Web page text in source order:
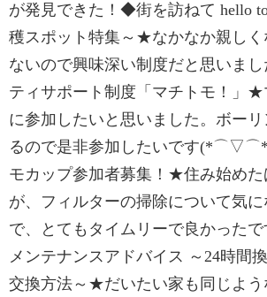
が発見できた！◆街を訪ねて hello
穫スポット特集～★なかなか親しく
ないので興味深い制度だと思いま
ティサポート制度「マチトモ！」
に参加したいと思いました。ボー
るので是非参加したいです
モカップ参加者募集！★住み始めた
が、フィルターの掃除について気
で、とてもタイムリーで良かった
メンテナンスアドバイス ～24時間
交換方法～★だいたい家も同じよう